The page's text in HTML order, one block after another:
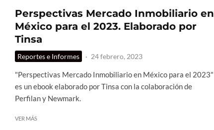
Perspectivas Mercado Inmobiliario en
México para el 2023. Elaborado por
Tinsa
Reportes e Informes · 24 febrero, 2023
"Perspectivas Mercado Inmobiliario en México para el 2023"
es un ebook elaborado por Tinsa con la colaboración de
Perfilan y Newmark.
VER MÁS